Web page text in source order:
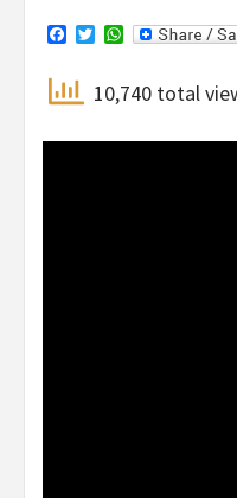
Facebook
TwitterWhatsApp
10,740 total